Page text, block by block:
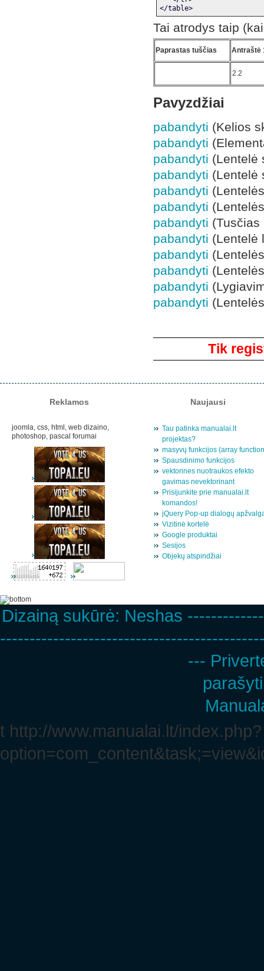
</table>
Tai atrodys taip
Paprastas tuščias Antraštė
2.2
Pavyzdžiai
pabandyti (Kelios
pabandyti
pabandyti (Lentelė
pabandyti (Lentelė
pabandyti
pabandyti
pabandyti
pabandyti (Lentelė
pabandyti
pabandyti
pabandyti
pabandyti
Tik
Reklamos
joomla, css, html, web dizaino,
photoshop, pascal forumai
Naujausi
Tau patinka manualai.lt
projektas?
masyvų funkcijos (array
Spausdinimo funkcijos
vektorines nuotraukos efekto
gavimas nevektorinant
Prisijunkite prie manualai.lt
komandos!
jQuery Pop-up dialogų
Vizitinė kortelė
Google produktai
Sesijos
Objekų atspindžiai
Dizainą sukūrė: Neshas
---
t http://www.manualai.lt/index.php?